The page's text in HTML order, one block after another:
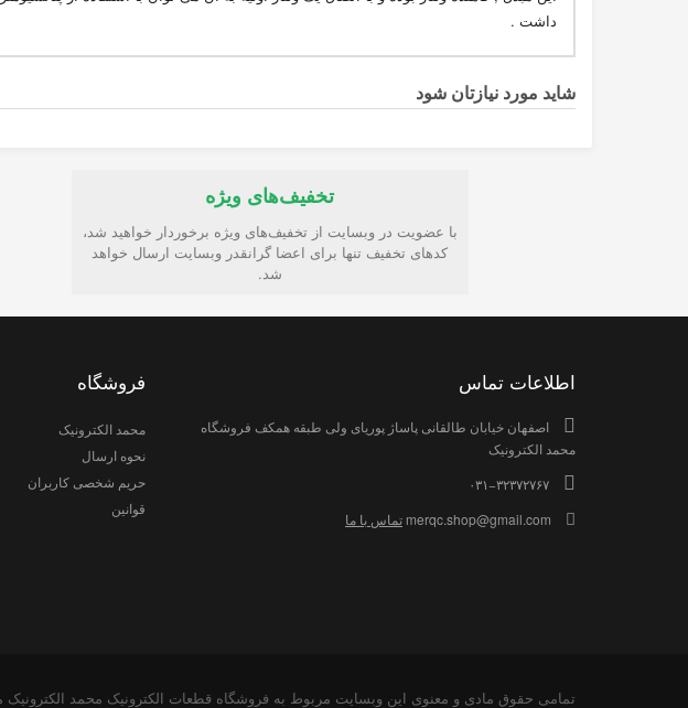
داشت .
شاید مورد نیازتان شود
تخفیف‌های ویژه
با عضویت در وبسایت از تخفیف‌های ویژه برخوردار خواهید شد،
کدهای تخفیف تنها برای اعضا گرانقدر وبسایت ارسال خواهد
شد.
اطلاعات تماس
اصفهان خیابان طالقانی پاساژ پوریای ولی طبقه همکف فروشگاه
محمد الکترونیک
تماس با ما
فروشگاه
محمد الکترونیک
نحوه ارسال
حریم شخصی کاربران
قوانین
تمامی حقوق مادی و معنوی این وبسایت مربوط به فروشگاه قطعات الکترونیک محمد الکترونیک